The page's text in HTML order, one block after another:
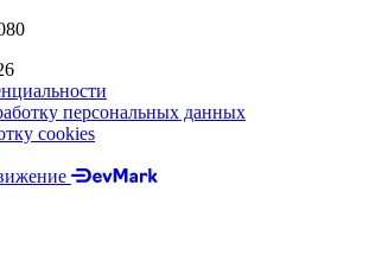
персональных данных
cookies